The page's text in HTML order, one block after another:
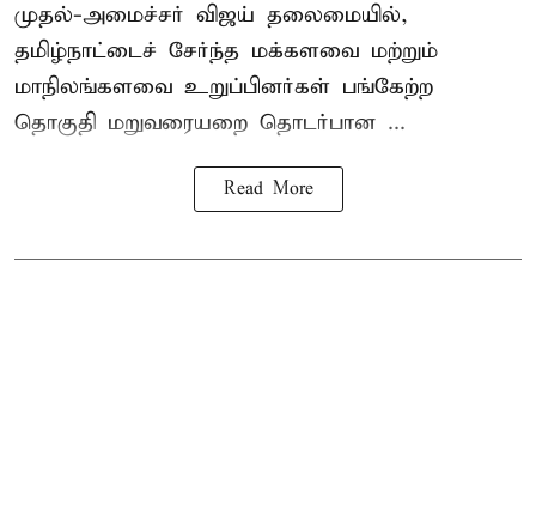
முதல்-அமைச்சர் விஜய் தலைமையில்,
தமிழ்நாட்டைச் சேர்ந்த மக்களவை மற்றும்
மாநிலங்களவை உறுப்பினர்கள் பங்கேற்ற
தொகுதி மறுவரையறை தொடர்பான ...
Read More